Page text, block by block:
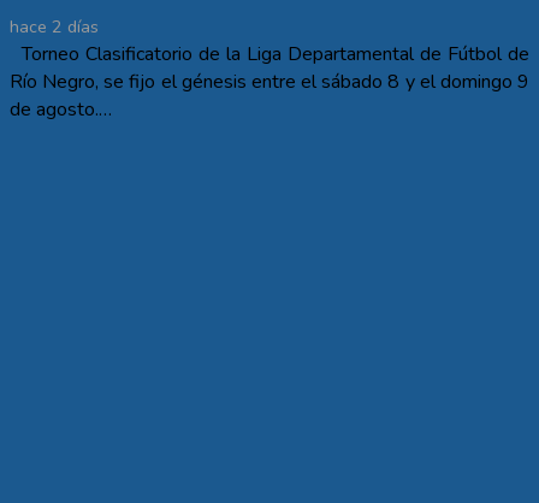
hace 2 días
Torneo Clasificatorio de la Liga Departamental de Fútbol de
Río Negro, se fijo el génesis entre el sábado 8 y el domingo 9
de agosto.…